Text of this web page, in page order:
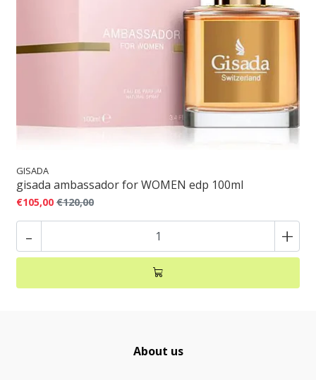
GISADA
gisada ambassador for WOMEN edp 100ml
€105,00 €120,00
- +
About us